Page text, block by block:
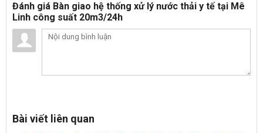
Đánh giá Bàn giao hệ thống xử lý nước thải y tế tại Mê
Linh công suất 20m3/24h
Bài viết liên quan